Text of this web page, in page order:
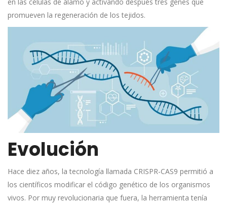
en las células de álamo y activando después tres genes que
promueven la regeneración de los tejidos.
Evolución
Hace diez años, la tecnología llamada CRISPR-CAS9 permitió a
los científicos modificar el código genético de los organismos
vivos. Por muy revolucionaria que fuera, la herramienta tenía